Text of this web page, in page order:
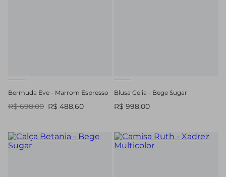
Bermuda Eve - Marrom Espresso
R$ 698,00 R$ 488,60
Blusa Celia - Bege Sugar
R$ 998,00